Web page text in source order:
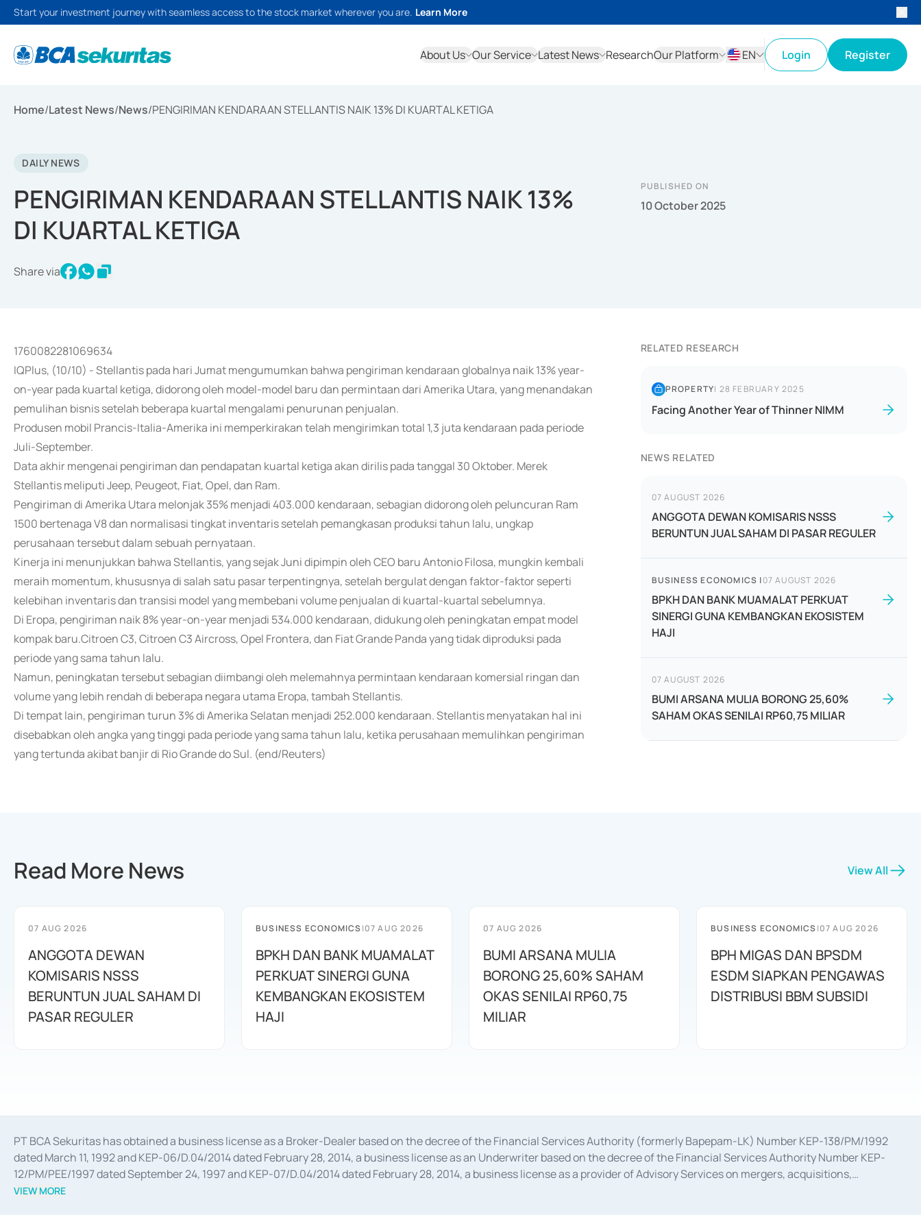
Start your investment journey with seamless access to the stock market wherever you are. Learn More
About Us Our Service Latest News ResearchOur Platform
EN
Login Register
Home/Latest News/News/PENGIRIMAN KENDARAAN STELLANTIS NAIK 13% DI KUARTAL KETIGA
DAILY NEWS
PENGIRIMAN KENDARAAN STELLANTIS NAIK 13%
DI KUARTAL KETIGA
Share via
PUBLISHED ON
10 October 2025
1760082281069634
IQPlus, (10/10) - Stellantis pada hari Jumat mengumumkan bahwa pengiriman kendaraan globalnya naik 13% year-
on-year pada kuartal ketiga, didorong oleh model-model baru dan permintaan dari Amerika Utara, yang menandakan
pemulihan bisnis setelah beberapa kuartal mengalami penurunan penjualan.
Produsen mobil Prancis-Italia-Amerika ini memperkirakan telah mengirimkan total 1,3 juta kendaraan pada periode
Juli-September.
Data akhir mengenai pengiriman dan pendapatan kuartal ketiga akan dirilis pada tanggal 30 Oktober. Merek
Stellantis meliputi Jeep, Peugeot, Fiat, Opel, dan Ram.
Pengiriman di Amerika Utara melonjak 35% menjadi 403.000 kendaraan, sebagian didorong oleh peluncuran Ram
1500 bertenaga V8 dan normalisasi tingkat inventaris setelah pemangkasan produksi tahun lalu, ungkap
perusahaan tersebut dalam sebuah pernyataan.
Kinerja ini menunjukkan bahwa Stellantis, yang sejak Juni dipimpin oleh CEO baru Antonio Filosa, mungkin kembali
meraih momentum, khususnya di salah satu pasar terpentingnya, setelah bergulat dengan faktor-faktor seperti
kelebihan inventaris dan transisi model yang membebani volume penjualan di kuartal-kuartal sebelumnya.
Di Eropa, pengiriman naik 8% year-on-year menjadi 534.000 kendaraan, didukung oleh peningkatan empat model
kompak baru.Citroen C3, Citroen C3 Aircross, Opel Frontera, dan Fiat Grande Panda yang tidak diproduksi pada
periode yang sama tahun lalu.
Namun, peningkatan tersebut sebagian diimbangi oleh melemahnya permintaan kendaraan komersial ringan dan
volume yang lebih rendah di beberapa negara utama Eropa, tambah Stellantis.
Di tempat lain, pengiriman turun 3% di Amerika Selatan menjadi 252.000 kendaraan. Stellantis menyatakan hal ini
disebabkan oleh angka yang tinggi pada periode yang sama tahun lalu, ketika perusahaan memulihkan pengiriman
yang tertunda akibat banjir di Rio Grande do Sul. (end/Reuters)
RELATED RESEARCH
PROPERTY| 28 FEBRUARY 2025
Facing Another Year of Thinner NIMM
NEWS RELATED
07 AUGUST 2026
ANGGOTA DEWAN KOMISARIS NSSS
BERUNTUN JUAL SAHAM DI PASAR REGULER
BUSINESS ECONOMICS |07 AUGUST 2026
BPKH DAN BANK MUAMALAT PERKUAT
SINERGI GUNA KEMBANGKAN EKOSISTEM
HAJI
07 AUGUST 2026
BUMI ARSANA MULIA BORONG 25,60%
SAHAM OKAS SENILAI RP60,75 MILIAR
Read More News View All
07 AUG 2026
ANGGOTA DEWAN
KOMISARIS NSSS
BERUNTUN JUAL SAHAM DI
PASAR REGULER
BUSINESS ECONOMICS|07 AUG 2026
BPKH DAN BANK MUAMALAT
PERKUAT SINERGI GUNA
KEMBANGKAN EKOSISTEM
HAJI
07 AUG 2026
BUMI ARSANA MULIA
BORONG 25,60% SAHAM
OKAS SENILAI RP60,75
MILIAR
BUSINESS ECONOMICS|07 AUG 2026
BPH MIGAS DAN BPSDM
ESDM SIAPKAN PENGAWAS
DISTRIBUSI BBM SUBSIDI
PT BCA Sekuritas has obtained a business license as a Broker-Dealer based on the decree of the Financial Services Authority (formerly Bapepam-LK) Number KEP-138/PM/1992
dated March 11, 1992 and KEP-06/D.04/2014 dated February 28, 2014, a business license as an Underwriter based on the decree of the Financial Services Authority Number KEP-
12/PM/PEE/1997 dated September 24, 1997 and KEP-07/D.04/2014 dated February 28, 2014, a business license as a provider of Advisory Services on mergers, acquisitions,
divestments, and joint ventures based on the decree of the Financial Services Authority Number S-67/PM.21/2014 dated February 28, 2014, a business license as a provider of
VIEW MORE